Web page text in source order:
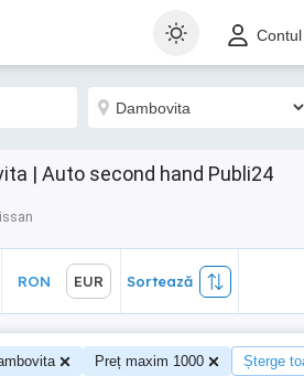
| Auto second hand Publi24
Sortează
RON EUR Sortează
Preț maxim 1000 Șterge